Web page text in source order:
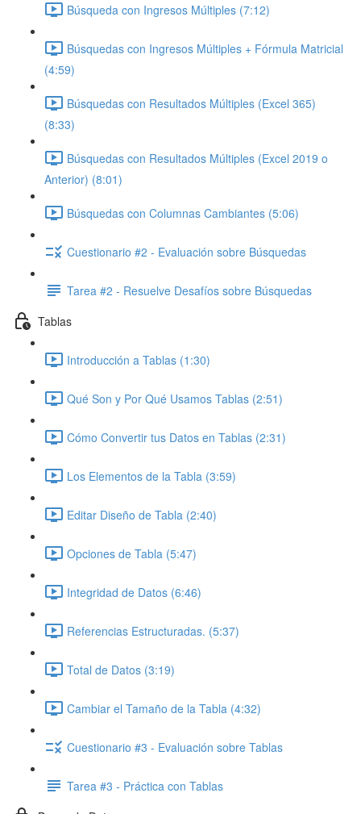
Búsqueda con Ingresos Múltiples (7:12)
Búsquedas con Ingresos Múltiples + Fórmula Matricial
(4:59)
Búsquedas con Resultados Múltiples (Excel 365)
(8:33)
Búsquedas con Resultados Múltiples (Excel 2019 o
Anterior) (8:01)
Búsquedas con Columnas Cambiantes (5:06)
Cuestionario #2 - Evaluación sobre Búsquedas
Tarea #2 - Resuelve Desafíos sobre Búsquedas
Tablas
Introducción a Tablas (1:30)
Qué Son y Por Qué Usamos Tablas (2:51)
Cómo Convertir tus Datos en Tablas (2:31)
Los Elementos de la Tabla (3:59)
Editar Diseño de Tabla (2:40)
Opciones de Tabla (5:47)
Integridad de Datos (6:46)
Referencias Estructuradas. (5:37)
Total de Datos (3:19)
Cambiar el Tamaño de la Tabla (4:32)
Cuestionario #3 - Evaluación sobre Tablas
Tarea #3 - Práctica con Tablas